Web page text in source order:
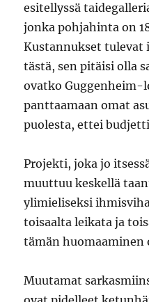
esitellyssä
jonka pohjahinta on
Kustannukset tulevat
tästä, sen pitäisi olla
ovatko
panttaamaan omat
puolesta, ettei
Projekti, joka jo
muuttuu keskellä
ylimieliseksi
toisaalta leikata ja
tämän
Muutamat